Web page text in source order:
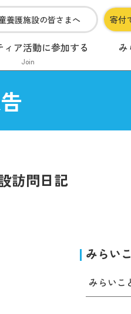
養護施設の皆さまへ 寄付
ィア活動に参加する
Join
み
訪問日記
みらい
みらいこ